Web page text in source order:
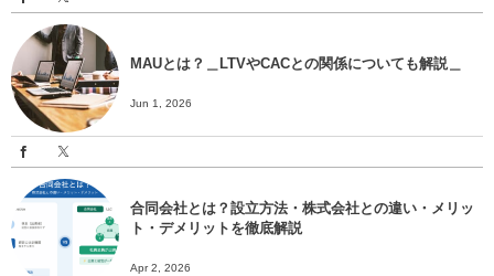
MAUとは？＿LTVやCACとの関係についても解説＿
Jun 1, 2026
合同会社とは？設立方法・株式会社との違い・メリッ
ト・デメリットを徹底解説
Apr 2, 2026